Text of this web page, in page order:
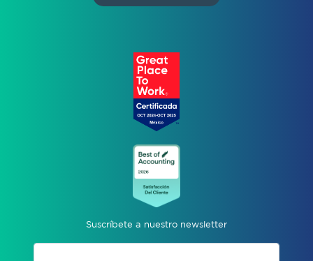
Suscríbete a nuestro newsletter